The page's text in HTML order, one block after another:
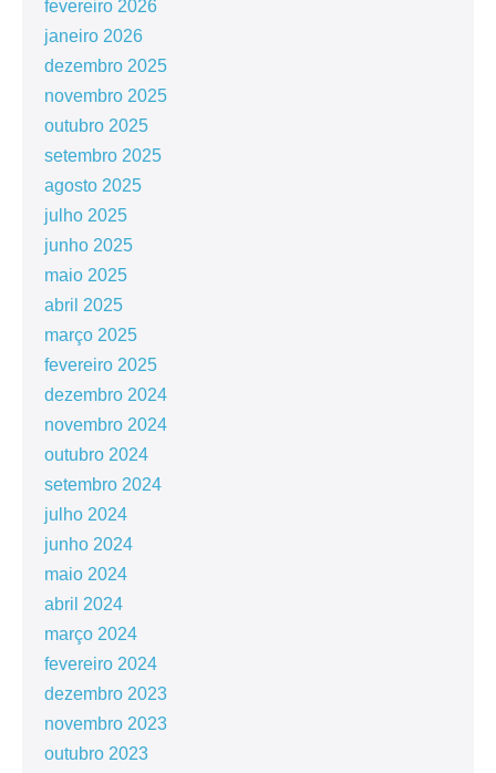
fevereiro 2026
janeiro 2026
dezembro 2025
novembro 2025
outubro 2025
setembro 2025
agosto 2025
julho 2025
junho 2025
maio 2025
abril 2025
março 2025
fevereiro 2025
dezembro 2024
novembro 2024
outubro 2024
setembro 2024
julho 2024
junho 2024
maio 2024
abril 2024
março 2024
fevereiro 2024
dezembro 2023
novembro 2023
outubro 2023